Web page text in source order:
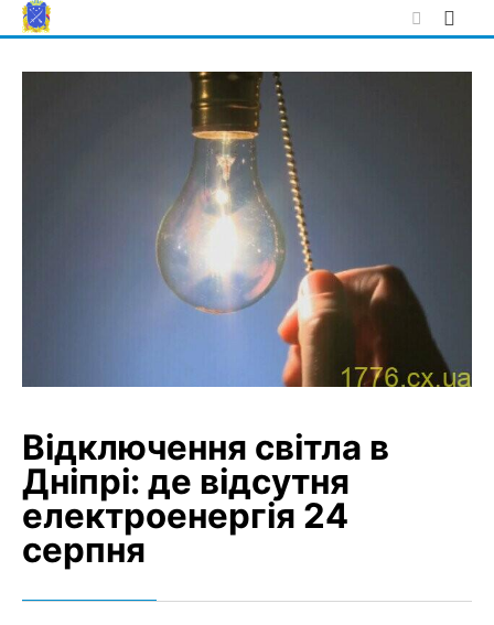
Skip
to
Відключення світла в
Дніпрі: де відсутня
електроенергія 24
серпня